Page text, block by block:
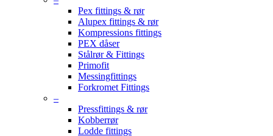
Pex fittings & rør
Alupex fittings & rør
Kompressions fittings
PEX dåser
Stålrør & Fittings
Primofit
Messingfittings
Forkromet Fittings
–
Pressfittings & rør
Kobberrør
Lodde fittings